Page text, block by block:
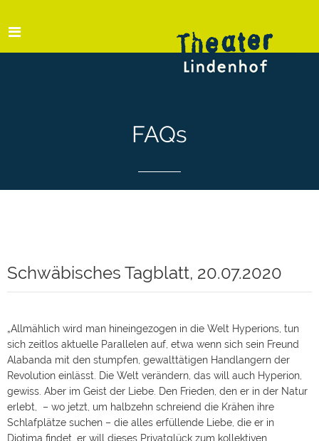
FAQs
Schwäbisches Tagblatt, 20.07.2020
„Allmählich wird man hineingezogen in die Welt Hyperions, tun
sich zeitlos aktuelle Parallelen auf, etwa wenn sich sein Freund
Alabanda mit den stumpfen, gewalttätigen Handlangern der
Revolution einlässt. Die Welt verändern, das will auch Hyperion,
gewiss. Aber im Geist der Liebe. Den Frieden, den er in der Natur
erlebt, – wo jetzt, um halbzehn schreiend die Krähen ihre
Schlafplätze suchen – die alles erfüllende Liebe, die er in
Diotima findet, er will dieses Privatglück zum kollektiven